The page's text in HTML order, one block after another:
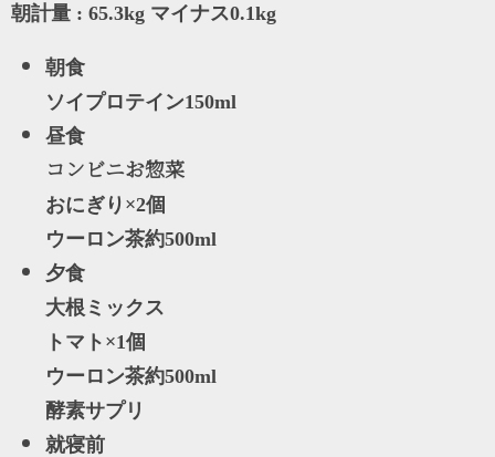
朝計量 : 65.3kg マイナス0.1kg
朝食
ソイプロテイン150ml
昼食
コンビニお惣菜
おにぎり×2個
ウーロン茶約500ml
夕食
大根ミックス
トマト×1個
ウーロン茶約500ml
酵素サプリ
就寝前